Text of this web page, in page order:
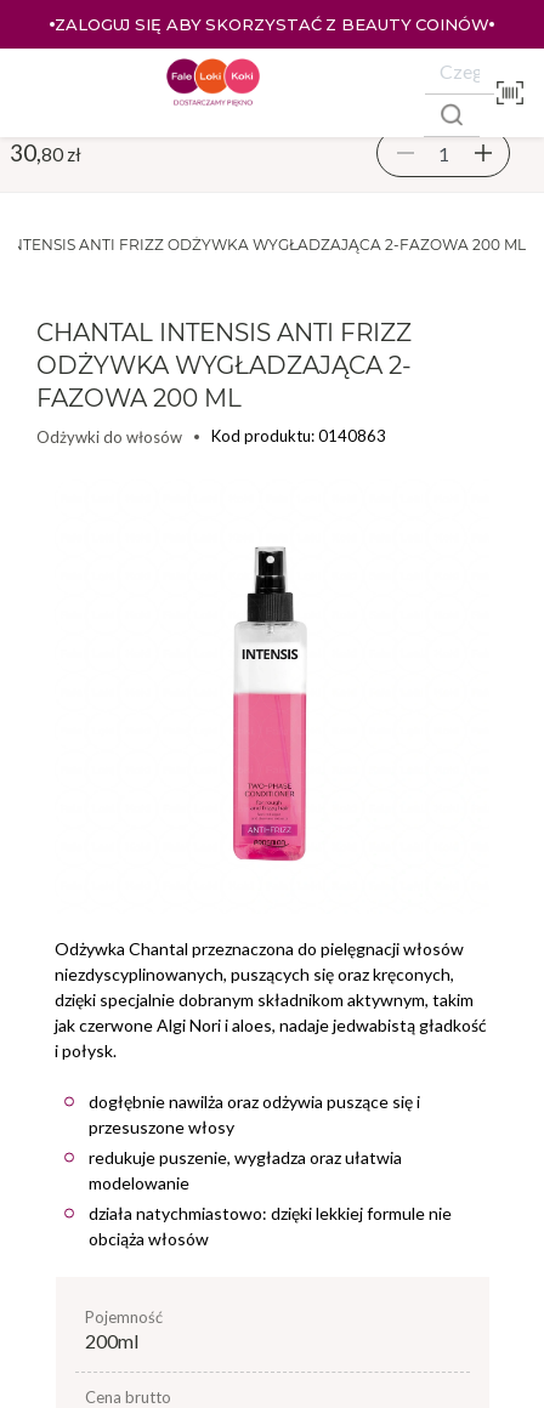
ZALOGUJ SIĘ ABY SKORZYSTAĆ Z BEAUTY COINÓW
INTENSIS ANTI FRIZZ ODŻYWKA WYGŁADZAJĄCA 2-FAZOWA 200 ML
CHANTAL INTENSIS ANTI FRIZZ
ODŻYWKA WYGŁADZAJĄCA 2-
FAZOWA 200 ML
Odżywki do włosów Kod produktu: 0140863
Odżywka Chantal przeznaczona do pielęgnacji włosów
niezdyscyplinowanych, puszących się oraz kręconych,
dzięki specjalnie dobranym składnikom aktywnym, takim
jak czerwone Algi Nori i aloes, nadaje jedwabistą gładkość
i połysk.
dogłębnie nawilża oraz odżywia puszące się i
przesuszone włosy
redukuje puszenie, wygładza oraz ułatwia
modelowanie
działa natychmiastowo: dzięki lekkiej formule nie
obciąża włosów
pojemność
200ml
Cena brutto
30, 80 zł